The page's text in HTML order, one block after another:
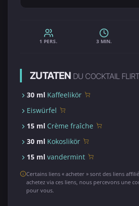
1 PERS. 3 MIN.
ZUTATEN DU COCKTAIL
30 ml Kaffeelikör
Eiswürfel
15 ml Crème fraîche
30 ml Kokoslikör
15 ml vandermint
Certains liens « acheter » sont des liens
achetez via ces liens, nous percevons une
pour vous.